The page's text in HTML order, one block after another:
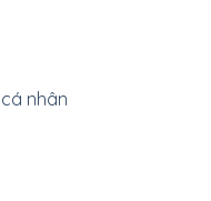
nhân